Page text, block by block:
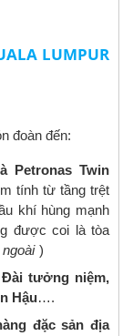
LUMPUR
đoàn đến:
Petronas Twin
tính từ tầng trệt
khí hùng mạnh
được coi là tòa
)
Đài tưởng niệm,
Hậu….
đặc sản địa